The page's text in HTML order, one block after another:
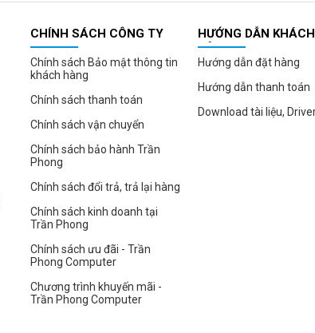
CHÍNH SÁCH CÔNG TY
Chính sách Bảo mật thông tin
khách hàng
Chính sách thanh toán
Chính sách vận chuyển
Chính sách bảo hành Trần
Phong
Chính sách đổi trả, trả lại hàng
Chính sách kinh doanh tại
Trần Phong
Chính sách ưu đãi - Trần
Phong Computer
Chương trình khuyến mãi -
Trần Phong Computer
HƯỚNG DẪN KHÁCH
HÀNG
Hướng dẫn đặt hàng
Hướng dẫn thanh toán
Download tài liệu,